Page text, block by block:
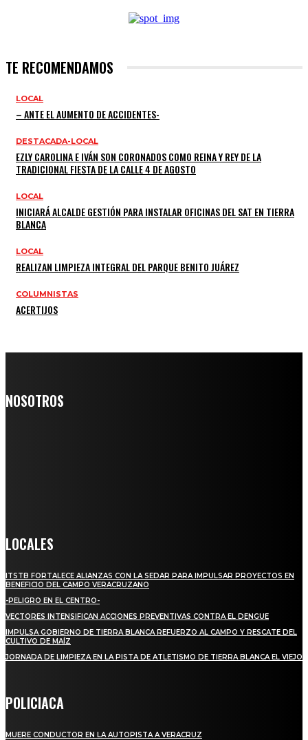
TE RECOMENDAMOS
LOCAL
– ANTE EL AUMENTO DE ACCIDENTES-
DESTACADA-LOCAL
EZLY CAROLINA E IVÁN SON CORONADOS COMO REINA Y REY DE LA
TRADICIONAL FIESTA DE LA CALLE 4 DE AGOSTO
LOCAL
INICIARÁ ALCALDE GESTIÓN PARA INSTALAR OFICINAS DEL SAT EN TIERRA
BLANCA
LOCAL
REALIZAN LIMPIEZA INTEGRAL DEL PARQUE BENITO JUÁREZ
COLUMNISTAS
ACERTIJOS
NOSOTROS
LOCALES
ITSTB FORTALECE ALIANZAS CON LA SEDAR PARA IMPULSAR PROYECTOS EN
BENEFICIO DEL CAMPO VERACRUZANO
-PELIGRO EN EL CENTRO-
VECTORES INTENSIFICAN ACCIONES PREVENTIVAS CONTRA EL DENGUE
IMPULSA GOBIERNO DE TIERRA BLANCA REFUERZO AL CAMPO Y RESCATE DEL
CULTIVO DE MAÍZ
JORNADA DE LIMPIEZA EN LA PISTA DE ATLETISMO DE TIERRA BLANCA EL VIEJO
POLICIACA
MUERE CONDUCTOR EN LA AUTOPISTA A VERACRUZ